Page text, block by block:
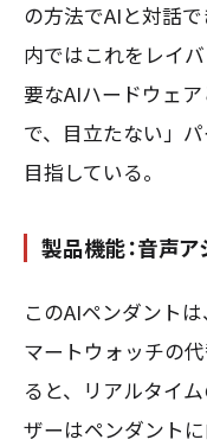
の方法でAIと対話
内ではこれをレイ
要なAIハードウェ
で、目立たない」
目指している。
製品機能：音声
このAIペンダント
マートウォッチの
ると、リアルタイ
ザーはペンダント